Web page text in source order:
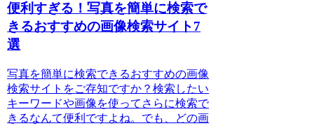
便利すぎる！写真を簡単に検索で
きるおすすめの画像検索サイト7
選
写真を簡単に検索できるおすすめの画像
検索サイトをご存知ですか？検索したい
キーワードや画像を使ってさらに検索で
きるなんて便利ですよね。でも、どの画